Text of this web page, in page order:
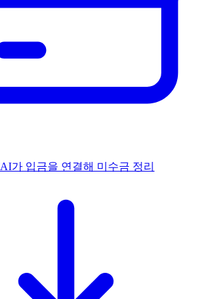
AI가 입금을 연결해 미수금 정리